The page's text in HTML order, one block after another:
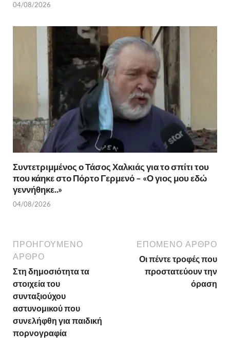
04/08/2026
Συντετριμμένος ο Τάσος Χαλκιάς για το σπίτι του
που κάηκε στο Πόρτο Γερμενό – «Ο γιος μου εδώ
γεννήθηκε..»
04/08/2026
ΠΡΟΗΓΟΎΜΕΝΟ
ΆΡΘΡΟ
Στη δημοσιότητα τα
στοιχεία του
συνταξιούχου
αστυνομικού που
συνελήφθη για παιδική
πορνογραφία
ΕΠΌΜΕΝΟ ΆΡΘΡΟ
Οι πέντε τροφές που
προστατεύουν την
όραση